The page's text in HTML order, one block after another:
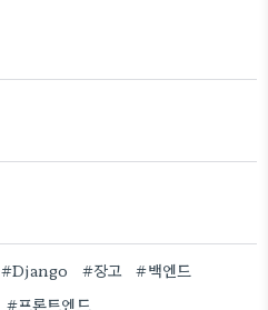
#Django #장고
#백엔드
#프론트엔드